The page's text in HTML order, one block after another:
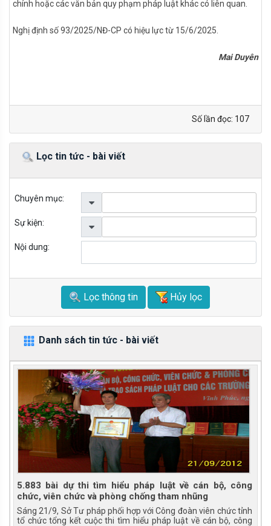
chính hoặc các văn bản quy phạm pháp luật khác có liên quan.
Nghị định số 93/2025/NĐ-CP có hiệu lực từ 15/6/2025.
Mai Duyên
Số lần đọc: 107
Lọc tin tức - bài viết
Chuyên mục:
Sự kiện:
Nội dung:
Lọc thông tin Hủy lọc
Danh sách tin tức - bài viết
5.883 bài dự thi tìm hiểu pháp luật về cán bộ, công
chức, viên chức và phòng chống tham nhũng
Sáng 21/9, Sở Tư pháp phối hợp với Công đoàn viên chức tỉnh
tổ chức tổng kết cuộc thi tìm hiểu pháp luật về cán bộ, công